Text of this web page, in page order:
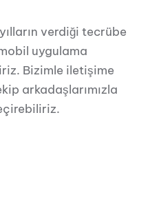
verdiği tecrübe
uygulama
Bizimle iletişime
arkadaşlarımızla